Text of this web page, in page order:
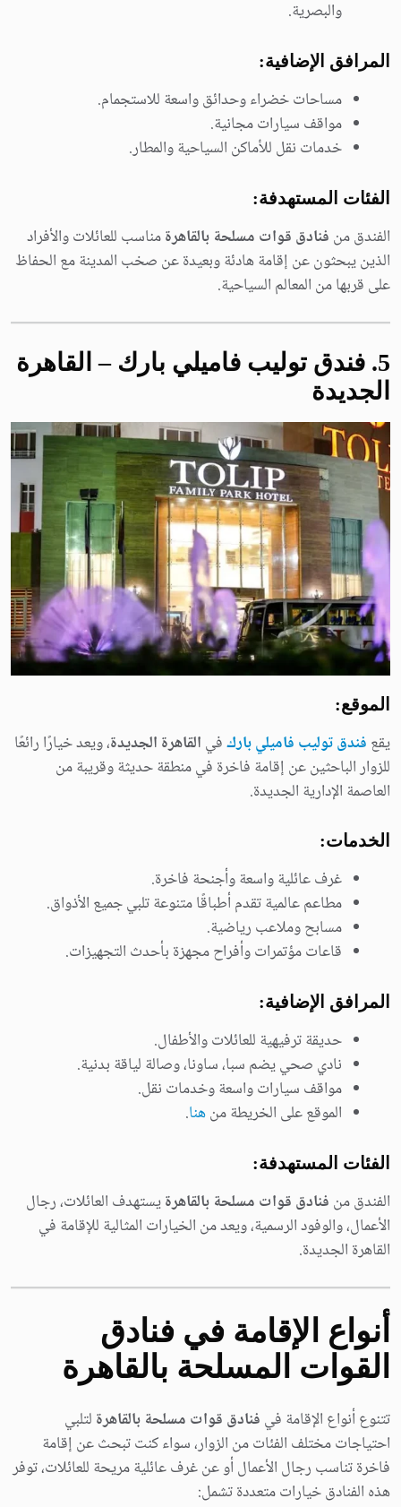
والبصرية.
المرافق الإضافية:
مساحات خضراء وحدائق واسعة للاستجمام.
مواقف سيارات مجانية.
خدمات نقل للأماكن السياحية والمطار.
الفئات المستهدفة:
الفندق من فنادق قوات مسلحة بالقاهرةمناسب للعائلات والأفراد
الذين يبحثون عن إقامة هادئة وبعيدة عن صخب المدينة مع الحفاظ
على قربها من المعالم السياحية.
5. فندق توليب فاميلي بارك – القاهرة
الجديدة
الموقع:
يقع فندق توليب فاميلي باركفي القاهرة الجديدة، ويعد خيارًا رائعًا
للزوار الباحثين عن إقامة فاخرة في منطقة حديثة وقريبة من
العاصمة الإدارية الجديدة.
الخدمات:
غرف عائلية واسعة وأجنحة فاخرة.
مطاعم عالمية تقدم أطباقًا متنوعة تلبي جميع الأذواق.
مسابح وملاعب رياضية.
قاعات مؤتمرات وأفراح مجهزة بأحدث التجهيزات.
المرافق الإضافية:
حديقة ترفيهية للعائلات والأطفال.
نادي صحي يضم سبا، ساونا، وصالة لياقة بدنية.
مواقف سيارات واسعة وخدمات نقل.
الموقع على الخريطة منهنا.
الفئات المستهدفة:
الفندق من فنادق قوات مسلحة بالقاهرةيستهدف العائلات، رجال
الأعمال، والوفود الرسمية، ويعد من الخيارات المثالية للإقامة في
القاهرة الجديدة.
أنواع الإقامة في فنادق
القوات المسلحة بالقاهرة
تتنوع أنواع الإقامة في فنادق قوات مسلحة بالقاهرة لتلبي
احتياجات مختلف الفئات من الزوار، سواء كنت تبحث عن إقامة
فاخرة تناسب رجال الأعمال أو عن غرف عائلية مريحة للعائلات، توفر
هذه الفنادق خيارات متعددة تشمل: